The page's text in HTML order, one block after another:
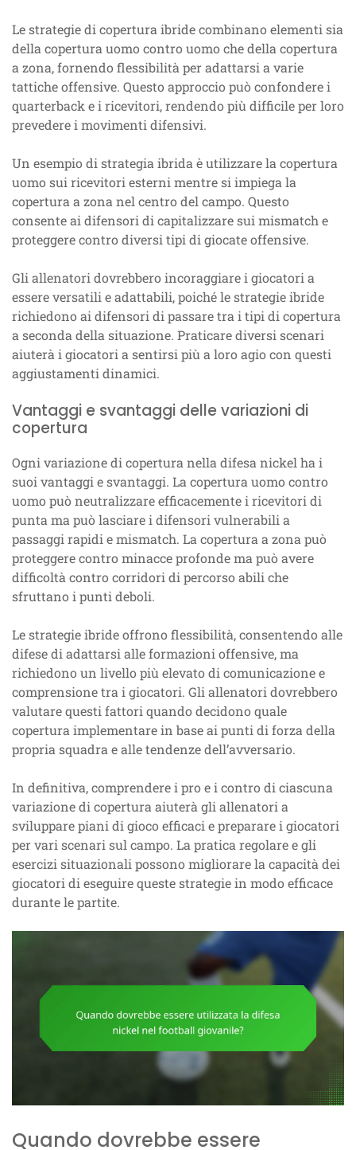
Le strategie di copertura ibride combinano elementi sia
della copertura uomo contro uomo che della copertura
a zona, fornendo flessibilità per adattarsi a varie
tattiche offensive. Questo approccio può confondere i
quarterback e i ricevitori, rendendo più difficile per loro
prevedere i movimenti difensivi.
Un esempio di strategia ibrida è utilizzare la copertura
uomo sui ricevitori esterni mentre si impiega la
copertura a zona nel centro del campo. Questo
consente ai difensori di capitalizzare sui mismatch e
proteggere contro diversi tipi di giocate offensive.
Gli allenatori dovrebbero incoraggiare i giocatori a
essere versatili e adattabili, poiché le strategie ibride
richiedono ai difensori di passare tra i tipi di copertura
a seconda della situazione. Praticare diversi scenari
aiuterà i giocatori a sentirsi più a loro agio con questi
aggiustamenti dinamici.
Vantaggi e svantaggi delle variazioni di
copertura
Ogni variazione di copertura nella difesa nickel ha i
suoi vantaggi e svantaggi. La copertura uomo contro
uomo può neutralizzare efficacemente i ricevitori di
punta ma può lasciare i difensori vulnerabili a
passaggi rapidi e mismatch. La copertura a zona può
proteggere contro minacce profonde ma può avere
difficoltà contro corridori di percorso abili che
sfruttano i punti deboli.
Le strategie ibride offrono flessibilità, consentendo alle
difese di adattarsi alle formazioni offensive, ma
richiedono un livello più elevato di comunicazione e
comprensione tra i giocatori. Gli allenatori dovrebbero
valutare questi fattori quando decidono quale
copertura implementare in base ai punti di forza della
propria squadra e alle tendenze dell’avversario.
In definitiva, comprendere i pro e i contro di ciascuna
variazione di copertura aiuterà gli allenatori a
sviluppare piani di gioco efficaci e preparare i giocatori
per vari scenari sul campo. La pratica regolare e gli
esercizi situazionali possono migliorare la capacità dei
giocatori di eseguire queste strategie in modo efficace
durante le partite.
Quando dovrebbe essere